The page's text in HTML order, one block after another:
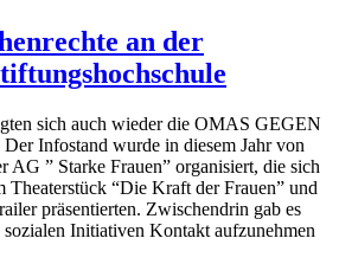
an der
sich auch wieder die OMAS GEGEN
Infostand wurde in diesem Jahr von
AG ” Starke Frauen” organisiert, die sich
Theaterstück “Die Kraft der Frauen” und
präsentierten. Zwischendrin gab es
Initiativen Kontakt aufzunehmen